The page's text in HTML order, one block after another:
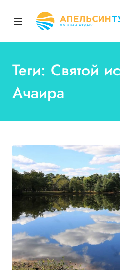
Теги: Святой
Ачаира